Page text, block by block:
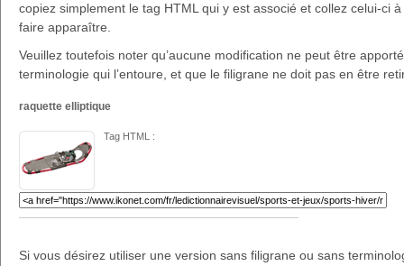
copiez simplement le tag HTML qui y est associé et collez celui-ci
faire apparaître.
Veuillez toutefois noter qu’aucune modification ne peut être
terminologie qui l’entoure, et que le filigrane ne doit pas en être
raquette elliptique
Tag HTML :
Si vous désirez utiliser une version sans filigrane ou sans